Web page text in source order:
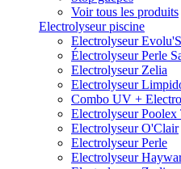
Voir tous les produits
Electrolyseur piscine
Electrolyseur
Électrolyseur Perle
Electrolyseur Zelia
Electrolyseur
Combo UV +
Electrolyseur Poolex
Electrolyseur O'Clair
Electrolyseur Perle
Electrolyseur